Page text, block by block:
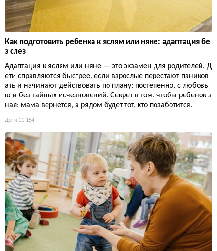
Как подготовить ребенка к яслям или няне: адаптация бе
з слез
Адаптация к яслям или няне — это экзамен для родителей. Д
ети справляются быстрее, если взрослые перестают паников
ать и начинают действовать по плану: постепенно, с любовь
ю и без тайных исчезновений. Секрет в том, чтобы ребенок з
нал: мама вернется, а рядом будет тот, кто позаботится.
Дети 11 154